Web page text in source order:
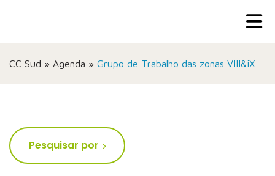
CC Sud » Agenda » Grupo de Trabalho das zonas VIII&iX
Pesquisar por